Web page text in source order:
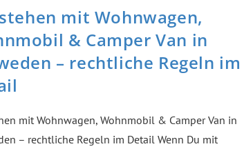
mit Wohnwagen,
& Camper Van in
– rechtliche Regeln im
mit Wohnwagen, Wohnmobil & Camper Van in
– rechtliche Regeln im Detail Wenn Du mit